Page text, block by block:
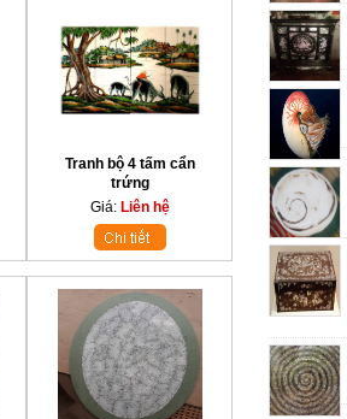
Tranh bộ 4 tấm cẩn
trứng
Giá: Liên hệ